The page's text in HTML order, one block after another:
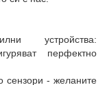
устройства:
перфектно
сензори - желаните